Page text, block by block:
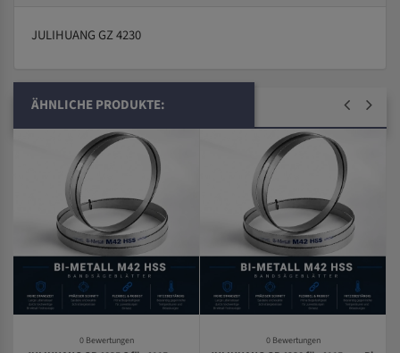
JULIHUANG GZ 4230
ÄHNLICHE PRODUKTE:
0 Bewertungen 0 Bewertungen